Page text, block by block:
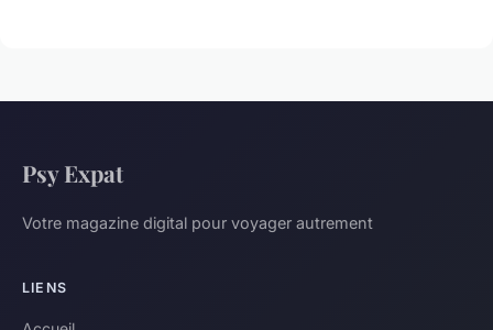
Psy Expat
Votre magazine digital pour voyager autrement
LIENS